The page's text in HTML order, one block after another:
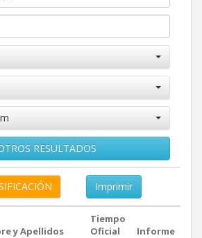
RESULTADOS
Imprimir
y Apellidos
Tiempo
Oficial
Informe